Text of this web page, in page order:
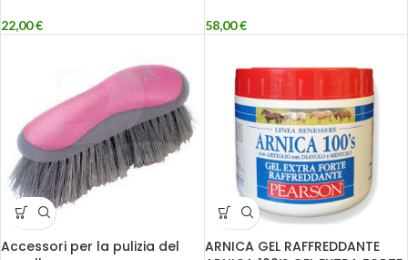
22,00€ 58,00€
Accessori per la pulizia del
ARNICA GEL RAFFREDDANTE